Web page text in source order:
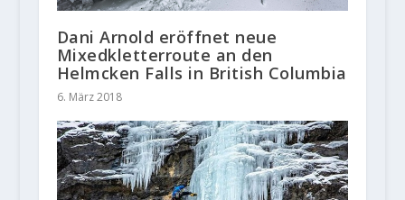
Dani Arnold eröffnet neue
Mixedkletterroute an den
Helmcken Falls in British Columbia
6. März 2018